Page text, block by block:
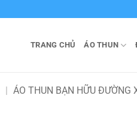
TRANG CHỦ ÁO THUN
| ÁO THUN BẠN HỮU ĐƯỜNG